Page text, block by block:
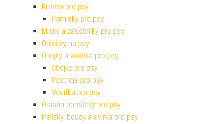
Krmivo pro psy
Pamlsky pro psy
Misky a zásobníky pro psy
Oblečky na psy
Obojky a vodítka pro psy
Obojky pro psy
Postroje pro psy
Vodítka pro psy
Ostatní pomůcky pro psy
Pelíšky, boudy a dvířka pro psy